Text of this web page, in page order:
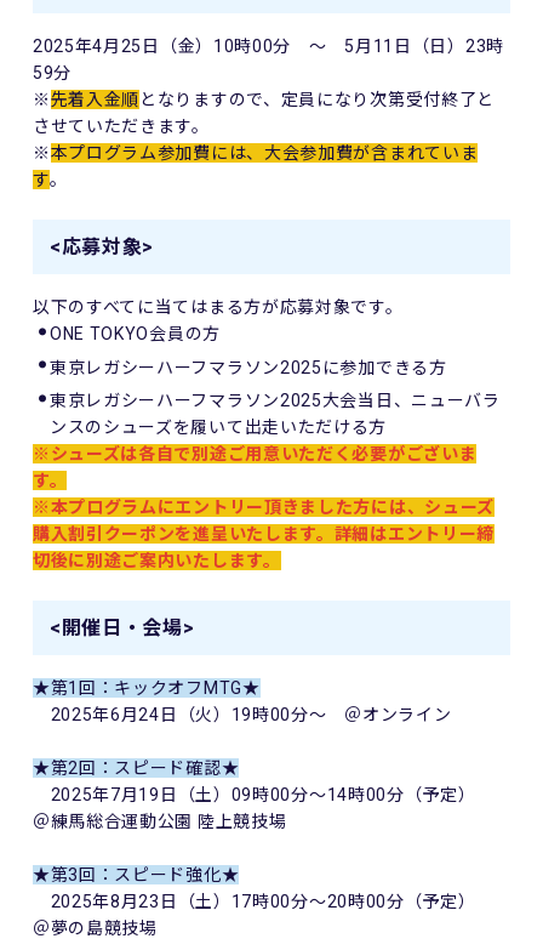
2025年4月25日（金）10時00分 ～ 5月11日（日）23時
59分
※先着入金順となりますので、定員になり次第受付終了と
させていただきます。
※本プログラム参加費には、大会参加費が含まれていま
す。
<応募対象>
以下のすべてに当てはまる方が応募対象です。
ONE TOKYO会員の方
東京レガシーハーフマラソン2025に参加できる方
東京レガシーハーフマラソン2025大会当日、ニューバラ
ンスのシューズを履いて出走いただける方
※シューズは各自で別途ご用意いただく必要がございま
す。
※本プログラムにエントリー頂きました方には、シューズ
購入割引クーポンを進呈いたします。詳細はエントリー締
切後に別途ご案内いたします。
<開催日・会場>
★第1回：キックオフMTG★
2025年6月24日（火）19時00分～ ＠オンライン
★第2回：スピード確認★
2025年7月19日（土）09時00分～14時00分（予定）
＠練馬総合運動公園 陸上競技場
★第3回：スピード強化★
2025年8月23日（土）17時00分～20時00分（予定）
＠夢の島競技場